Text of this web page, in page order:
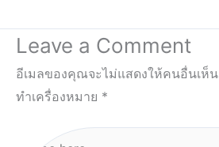
Leave a Comment
อีเมลของคุณจะไม่แสดงให้คนอื่นเห็น
ทำเครื่องหมาย *